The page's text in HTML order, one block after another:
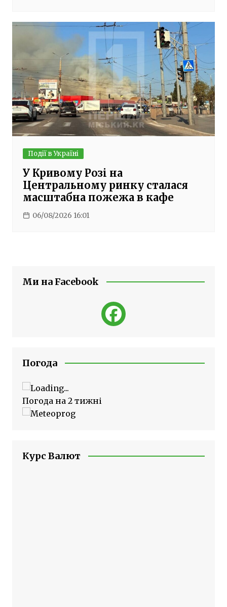
Події в Україні
У Кривому Розі на
Центральному ринку сталася
масштабна пожежа в кафе
06/08/2026 16:01
Ми на Facebook
Погода
Погода на 2 тижні
Курс Валют